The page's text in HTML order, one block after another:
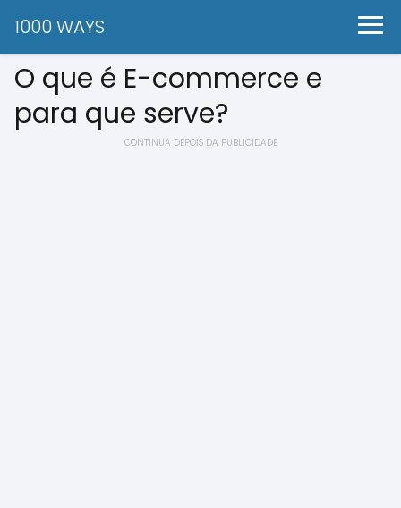
1000 WAYS
O que é E-commerce e
para que serve?
CONTINUA DEPOIS DA PUBLICIDADE